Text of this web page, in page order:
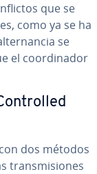
que se
como ya se ha
se
el coor­di­na­dor
dos métodos
tra­n­s­mi­sio­nes